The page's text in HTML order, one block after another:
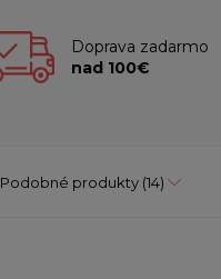
Doprava zadarmo
nad 100€
Podobné produkty (14)